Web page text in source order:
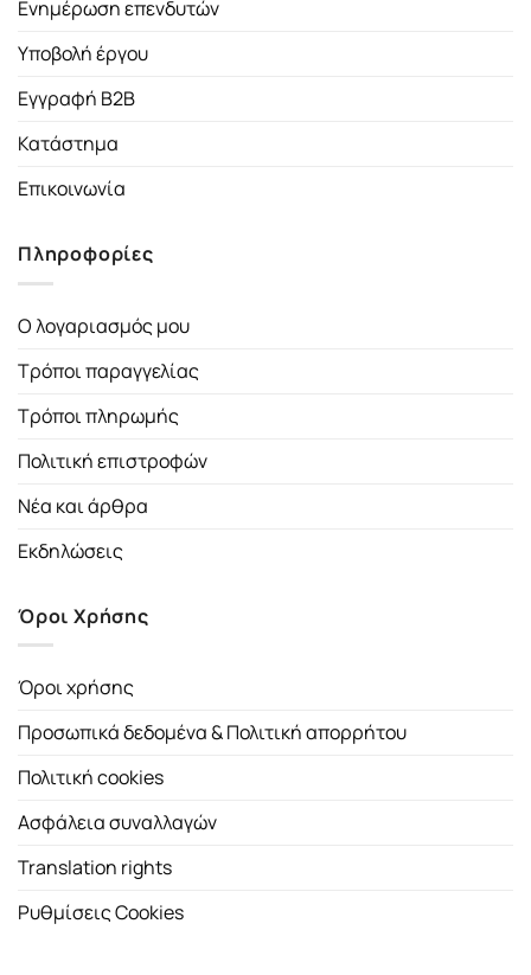
Ενημέρωση επενδυτών
Υποβολή έργου
Εγγραφή B2B
Κατάστημα
Επικοινωνία
Πληροφορίες
Ο λογαριασμός μου
Τρόποι παραγγελίας
Τρόποι πληρωμής
Πολιτική επιστροφών
Νέα και άρθρα
Εκδηλώσεις
Όροι Χρήσης
Όροι χρήσης
Προσωπικά δεδομένα & Πολιτική απορρήτου
Πολιτική cookies
Ασφάλεια συναλλαγών
Translation rights
Ρυθμίσεις Cookies